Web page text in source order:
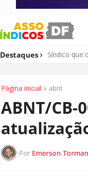
Destaques Justiça do
Página inicial abnt
ABNT/CB-
Por Emerson